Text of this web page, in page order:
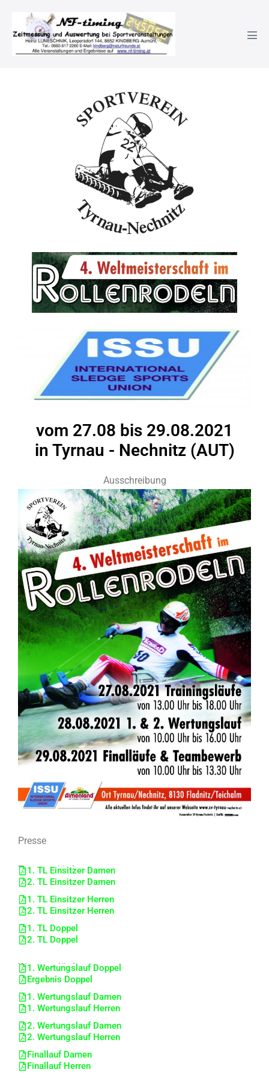
4. Rollenrodel – WM 2021
vom 27.08 bis 29.08.2021
in Tyrnau - Nechnitz (AUT)
Ausschreibung
Presse
Trainingsläufe
1. TL Einsitzer Damen
2. TL Einsitzer Damen
1. TL Einsitzer Herren
2. TL Einsitzer Herren
1. TL Doppel
2. TL Doppel
Wertungsläufe
1. Wertungslauf Doppel
Ergebnis Doppel
1. Wertungslauf Damen
1. Wertungslauf Herren
2. Wertungslauf Damen
2. Wertungslauf Herren
Finallauf Damen
Finallauf Herren